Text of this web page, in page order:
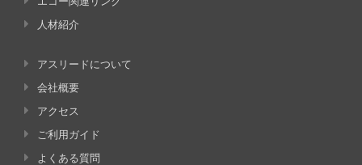
人材紹介
アスリードについて
会社概要
アクセス
ご利用ガイド
よくある質問